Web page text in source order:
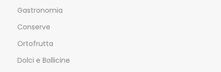
Gastronomia
Conserve
Ortofrutta
Dolci e Bollicine